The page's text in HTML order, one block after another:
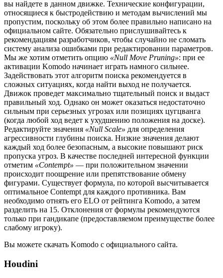
вы найдете в данном движке. Технические конфигурации,
относящиеся к быстродействию и методам вычислений мы
пропустим, поскольку об этом более правильно написано на
официальном сайте. Обязательно прислушивайтесь к
рекомендациям разработчиков, чтобы случайно не сломать
систему анализа ошибками при редактировании параметров.
Мы же хотим отметить опцию «Null Move Pruning»: при ее
активации Komodo начинает играть намного сильнее.
Задействовать этот алгоритм поиска рекомендуется в
сложных ситуациях, когда найти выход не получается.
Движок проведет максимально тщательный поиск и выдаст
правильный ход. Однако он может оказаться недостаточно
сильным при серьезных угрозах или позициях цугцванга
(когда любой ход ведет к ухудшению положения на доске).
Редактируйте значения «Null Scale» для определения
агрессивности глубины поиска. Низкие значения делают
каждый ход более безопасным, а высокие повышают риск
пропуска угроз. В качестве последней интересной функции
отметим «Contempt» — при положительном значении
происходит поощрение или препятствование обмену
фигурами. Существует формула, по которой высчитывается
оптимальное Contempt для каждого противника. Вам
необходимо отнять его ELO от рейтинга Komodo, а затем
разделить на 15. Отклонения от формулы рекомендуются
только при гандикапе (предоставляемом преимуществе более
слабому игроку).
Вы можете скачать Komodo с официального сайта.
Houdini